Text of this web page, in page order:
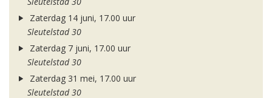
Zaterdag 14 juni, 17.00 uur
Sleutelstad 30
Zaterdag 7 juni, 17.00 uur
Sleutelstad 30
Zaterdag 31 mei, 17.00 uur
Sleutelstad 30